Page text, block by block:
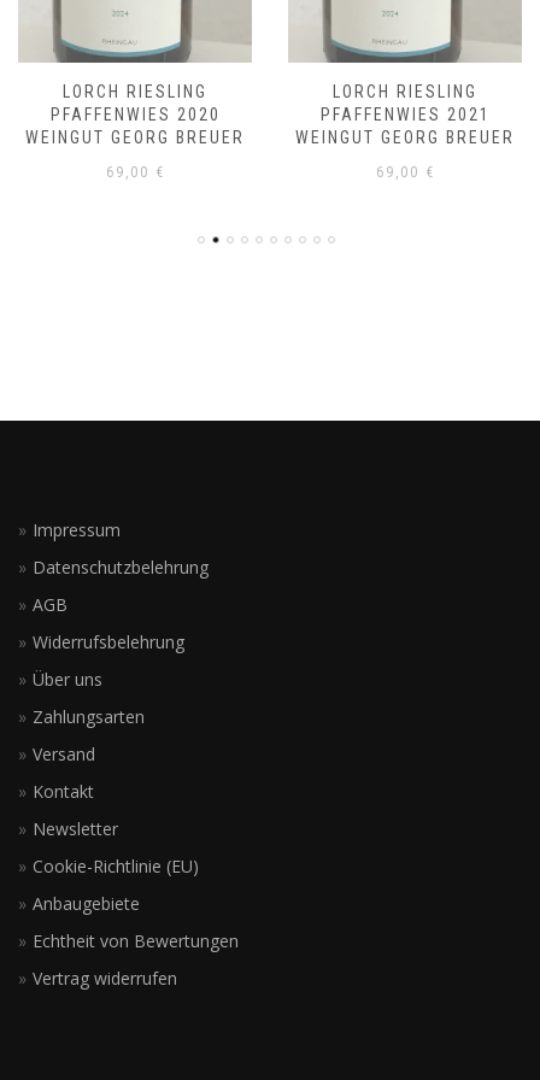
LORCH RIESLING
PFAFFENWIES 2020
WEINGUT GEORG BREUER
69,00 €
LORCH RIESLING
PFAFFENWIES 2021
WEINGUT GEORG BREUER
69,00 €
Impressum
Datenschutzbelehrung
AGB
Widerrufsbelehrung
Über uns
Zahlungsarten
Versand
Kontakt
Newsletter
Cookie-Richtlinie (EU)
Anbaugebiete
Echtheit von Bewertungen
Vertrag widerrufen